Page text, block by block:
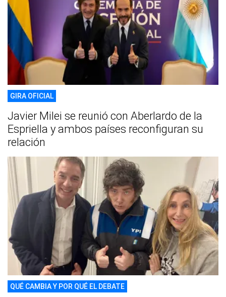
GIRA OFICIAL
Javier Milei se reunió con Aberlardo de la
Espriella y ambos países reconfiguran su
relación
QUÉ CAMBIA Y POR QUÉ EL DEBATE